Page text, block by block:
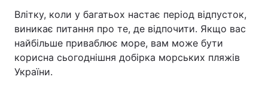
Влітку, коли у багатьох настає період відпусток,
виникає питання про те, де відпочити. Якщо вас
найбільше приваблює море, вам може бути
корисна сьогоднішня добірка морських пляжів
України.